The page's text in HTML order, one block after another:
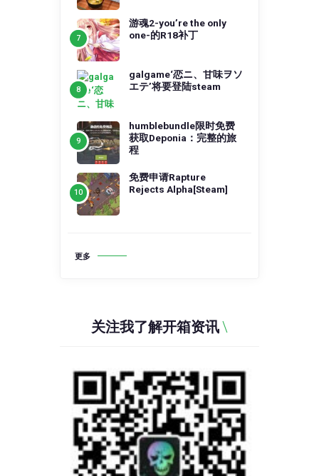
游魂2-you’re the only
one-的R18补丁
galgame‘恋ニ、甘味ヲソ
エテ’将要登陆steam
humblebundle限时免费
获取Deponia：完整的旅
程
免费申请Rapture
Rejects Alpha[Steam]
更多
关注我了解开箱资讯